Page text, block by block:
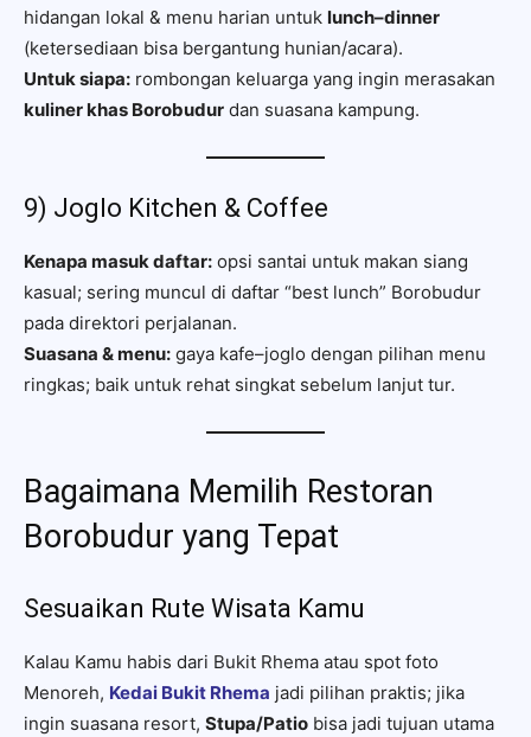
hidangan lokal & menu harian untuk lunch–dinner
(ketersediaan bisa bergantung hunian/acara).
Untuk siapa: rombongan keluarga yang ingin merasakan
kuliner khas Borobudur dan suasana kampung.
9) Joglo Kitchen & Coffee
Kenapa masuk daftar: opsi santai untuk makan siang
kasual; sering muncul di daftar “best lunch” Borobudur
pada direktori perjalanan.
Suasana & menu: gaya kafe–joglo dengan pilihan menu
ringkas; baik untuk rehat singkat sebelum lanjut tur.
Bagaimana Memilih Restoran
Borobudur yang Tepat
Sesuaikan Rute Wisata Kamu
Kalau Kamu habis dari Bukit Rhema atau spot foto
Menoreh, Kedai Bukit Rhema jadi pilihan praktis; jika
ingin suasana resort, Stupa/Patio bisa jadi tujuan utama